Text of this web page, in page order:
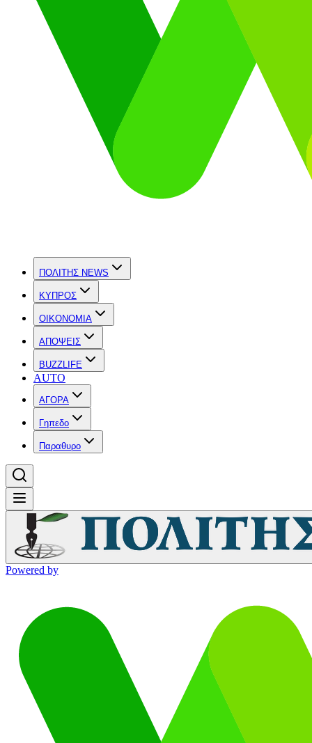
ΠΟΛΙΤΗΣ NEWS
ΚΥΠΡΟΣ
OIKONOMIA
ΑΠΟΨΕΙΣ
BUZZLIFE
AUTO
ΑΓΟΡΑ
Γηπεδο
Παραθυρο
Powered by